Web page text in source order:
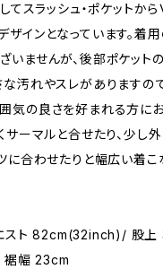
てスラッシュ・ポケットから
インとなっています。着
ませんが、後部ポケット
汚れやスレがありますの
気の良さを好まれる方に
サーマルと合せたり、少し
に合わせたりと幅広い着こ
ト 82cm(32inch)/ 股上
裾幅 23cm